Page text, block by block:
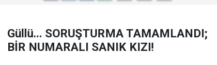
Güllü... SORUŞTURMA TAMAMLANDI;
BİR NUMARALI SANIK KIZI!